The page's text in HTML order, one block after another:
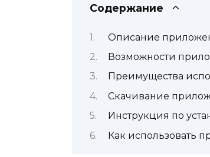
Содержание
Описание
Возможности
Преимущества
Скачивание
Инструкция по
Как использовать